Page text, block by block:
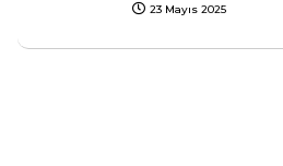
23 Mayıs 2025